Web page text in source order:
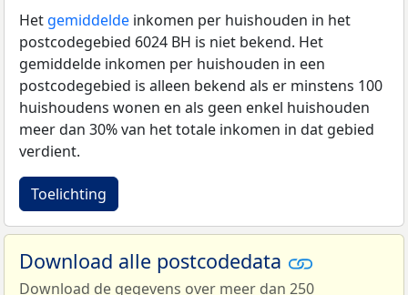
Het gemiddelde inkomen per huishouden in het
postcodegebied 6024 BH is niet bekend. Het
gemiddelde inkomen per huishouden in een
postcodegebied is alleen bekend als er minstens 100
huishoudens wonen en als geen enkel huishouden
meer dan 30% van het totale inkomen in dat gebied
verdient.
Toelichting
Download alle postcodedata
Download de gegevens over meer dan 250